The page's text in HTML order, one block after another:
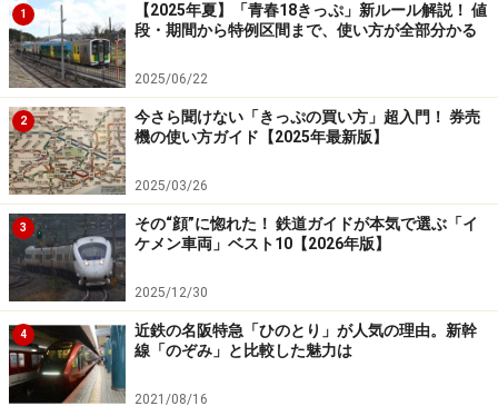
1
【2025年夏】「青春18きっぷ」新ルール解説！ 値
段・期間から特例区間まで、使い方が全部分かる
2025/06/22
2
今さら聞けない「きっぷの買い方」超入門！ 券売
機の使い方ガイド【2025年最新版】
2025/03/26
3
その“顔”に惚れた！ 鉄道ガイドが本気で選ぶ「イ
ケメン車両」ベスト10【2026年版】
2025/12/30
4
近鉄の名阪特急「ひのとり」が人気の理由。新幹
線「のぞみ」と比較した魅力は
2021/08/16